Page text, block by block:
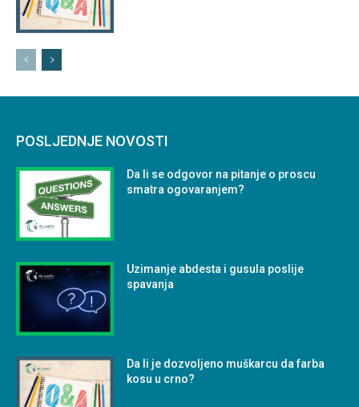
POSLJEDNJE NOVOSTI
Da li se odgovor na pitanje o proscu
smatra ogovaranjem?
Uzimanje abdesta i gusula poslije
spavanja
Da li je dozvoljeno muškarcu da farba
kosu u crno?